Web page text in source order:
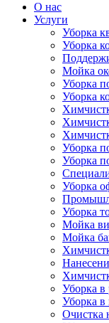
О нас
Услуги
Уборка
Уборка
Мойка
Уборка
Уборка
Уборка
Уборка
Уборка
Уборка
Мойка
Мойка
Уборка в
Уборка в
Очистка